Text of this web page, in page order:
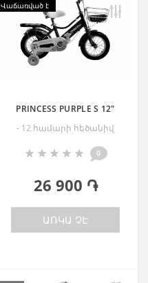
Վաճառված է
PRINCESS PURPLE S 12"
- 12 համարի հեծանիվ
0
26 900 ֏
ԱՌԿԱ ՉԷ